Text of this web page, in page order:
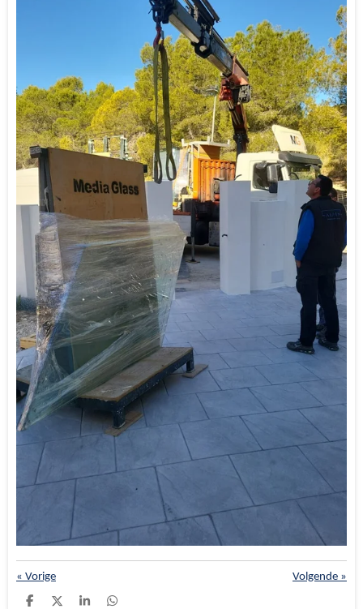
« Vorige Volgende »
D D S D